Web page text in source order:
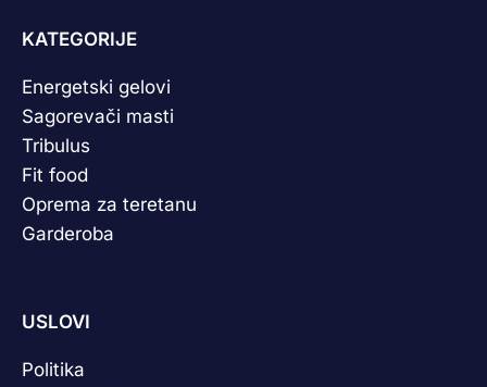
KATEGORIJE
Energetski gelovi
Sagorevači masti
Tribulus
Fit food
Oprema za teretanu
Garderoba
USLOVI
Politika